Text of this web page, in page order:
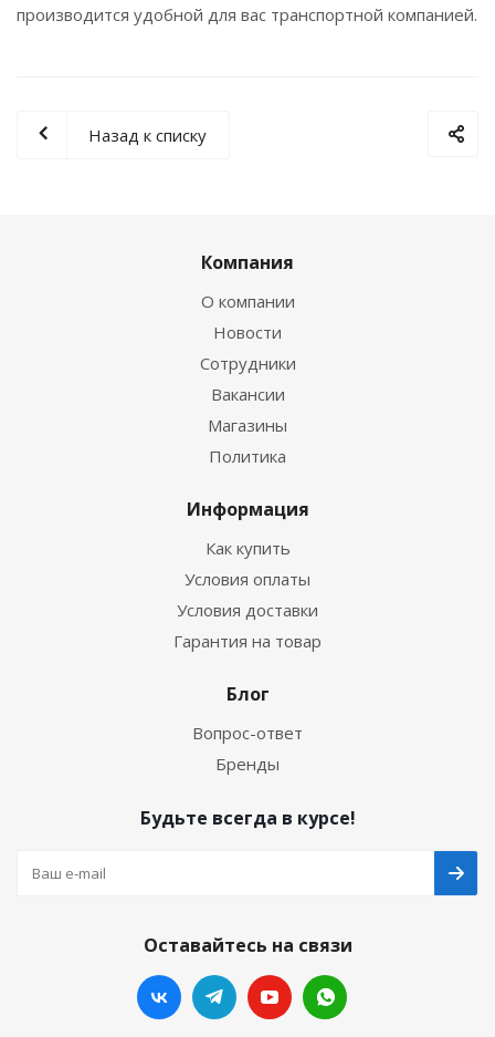
производится удобной для вас транспортной компанией.
Назад к списку
Компания
О компании
Новости
Сотрудники
Вакансии
Магазины
Политика
Информация
Как купить
Условия оплаты
Условия доставки
Гарантия на товар
Блог
Вопрос-ответ
Бренды
Будьте всегда в курсе!
Оставайтесь на связи